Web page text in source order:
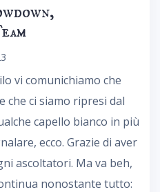
vi comunichiamo che
che ci siamo ripresi dal
capello bianco in più
ecco. Grazie di aver
ascoltatori. Ma va beh,
nonostante tutto: